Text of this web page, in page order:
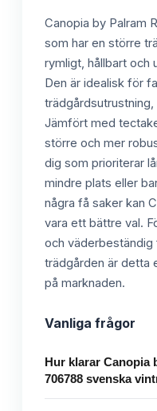
Canopia by Palram
som har en större
rymligt, hållbart och
Den är idealisk för
Jämfört med
större och mer
dig som prioriterar
mindre plats eller
några få saker kan
vara ett bättre val.
och väderbeständig
trädgården är detta
på marknaden.
Vanliga frågor
Hur klarar Canopia
706788 svenska